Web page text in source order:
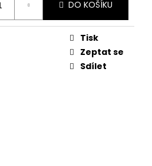
DO KOŠÍKU
Tisk
Zeptat se
Sdílet